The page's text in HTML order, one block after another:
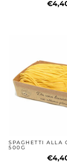
SPAGHETTI ALLA
500G